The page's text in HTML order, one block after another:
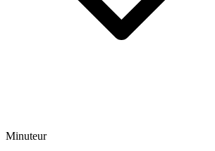
Minuteur